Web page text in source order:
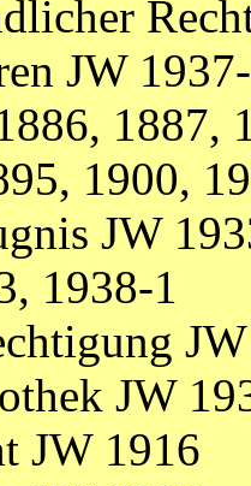
JW
1887,
1900,
JW
1938-1
JW
JW 1916